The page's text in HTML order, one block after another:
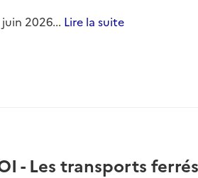
2026... Lire la suite
- Les transports